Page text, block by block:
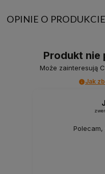
OPINIE O PRODUKCIE
Produkt nie
Może zainteresują
Jak